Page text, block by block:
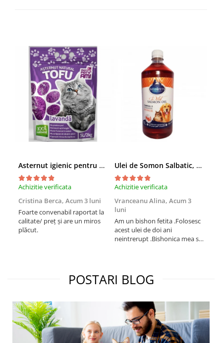
Asternut igienic pentru pisici Tofu Lavanda, Mon Petit 5 l
Achizitie verificata
Cristina Berca, Acum 3 luni
Foarte convenabil raportat la
calitate/ preț și are un miros
plăcut.
Ulei de Somon Salbatic, câini și pisici, piele si blană, BEST4PETS, 1l
Achizitie verificata
Vranceanu Alina, Acum 3
luni
Am un bishon fetita .Folosesc
acest ulei de doi ani
neintrerupt .Bishonica mea se
treia comanda recomand cu
mult drag !
POSTARI BLOG